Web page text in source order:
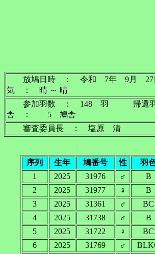
放鳩日時 ： 令和 7年 9
気 ： 晴 ～ 晴
参加羽数 ： 148 羽 帰
舎 ： 5 鳩舎
審査委員長 ： 塩原 清
序列 生年 鳩番号 性 羽
1
2025 31976 ♂ B
2
2025 31977 ♀ B
3
2025 31361 ♂ BC
4
2025 31738 ♂ B
5
2025 31722 ♀ BC
6
2025 31769 ♂